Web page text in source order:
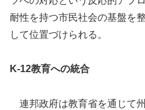
耐性を持つ市民社会の基盤を
して位置づけられる。
K-12教育への統合
連邦政府は教育省を通じて